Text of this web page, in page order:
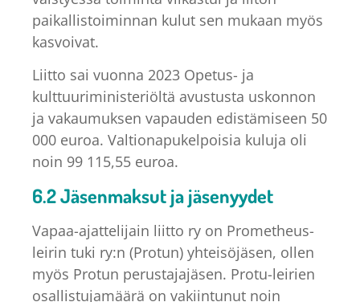
paikallistoiminnan kulut sen mukaan myös
kasvoivat.
Liitto sai vuonna 2023 Opetus- ja
kulttuuriministeriöltä avustusta uskonnon
ja vakaumuksen vapauden edistämiseen 50
000 euroa. Valtionapukelpoisia kuluja oli
noin 99 115,55 euroa.
6.2 Jäsenmaksut ja jäsenyydet
Vapaa-ajattelijain liitto ry on Prometheus-
leirin tuki ry:n (Protun) yhteisöjäsen, ollen
myös Protun perustajajäsen. Protu-leirien
osallistujamäärä on vakiintunut noin